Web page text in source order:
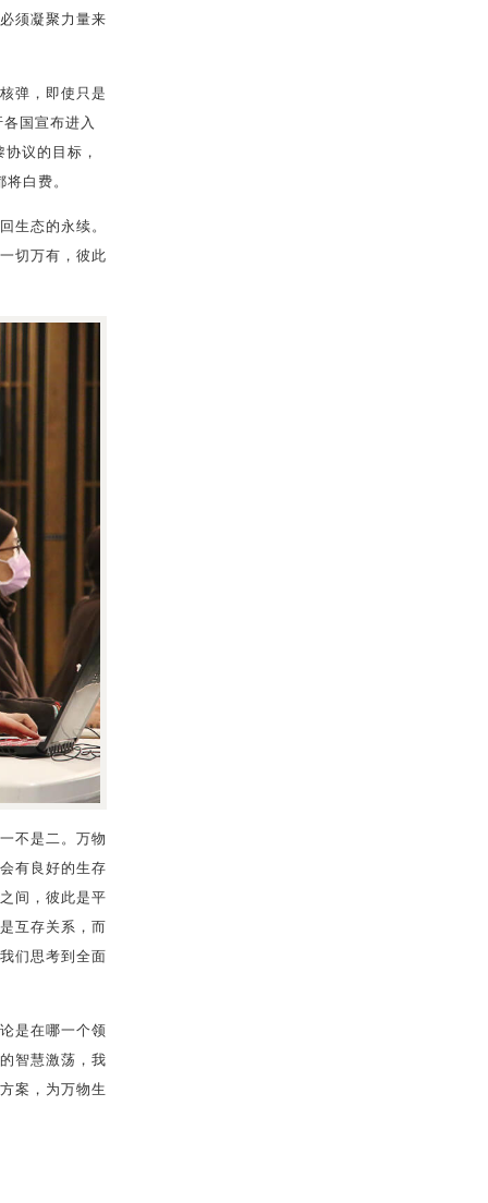
须凝聚力量来
弹，即使只是
国宣布进入
议的目标，
白费。
生态的永续。
切万有，彼此
不是二。万物
有良好的生存
间，彼此是平
互存关系，而
们思考到全面
是在哪一个领
智慧激荡，我
案，为万物生